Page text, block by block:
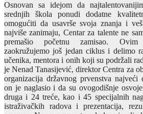
Osnovan sa idejom da
srednjih škola ponudi dodatne
omogućiti da usavrše svoja znanja i
najviše zanimaju, Centar za talente ne
premašio početnu zamisao. Ovim
zaokružujemo još jedan ciklus i delimo
učenika, mentora i onih koji su podržali
je Nenad Tanasijević, direktor Centra za
organizacija državnog prvenstva najveći
on je naglasio i da su ovogodišnje
druga i 24 treće, kao i 45 specijalnih
istraživačkih radova i prezentacija,